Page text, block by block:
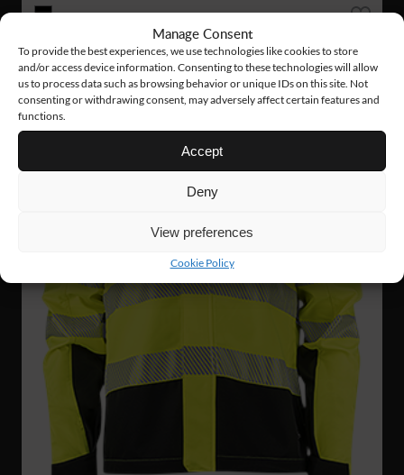
Manage Consent
To provide the best experiences, we use technologies like cookies to store
and/or access device information. Consenting to these technologies will allow
us to process data such as browsing behavior or unique IDs on this site. Not
consenting or withdrawing consent, may adversely affect certain features and
functions.
Accept
Deny
View preferences
Cookie Policy